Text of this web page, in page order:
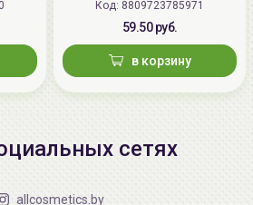
Код: 8809723785971
59.50 руб.
в корзину
сетях
allcosmetics.by